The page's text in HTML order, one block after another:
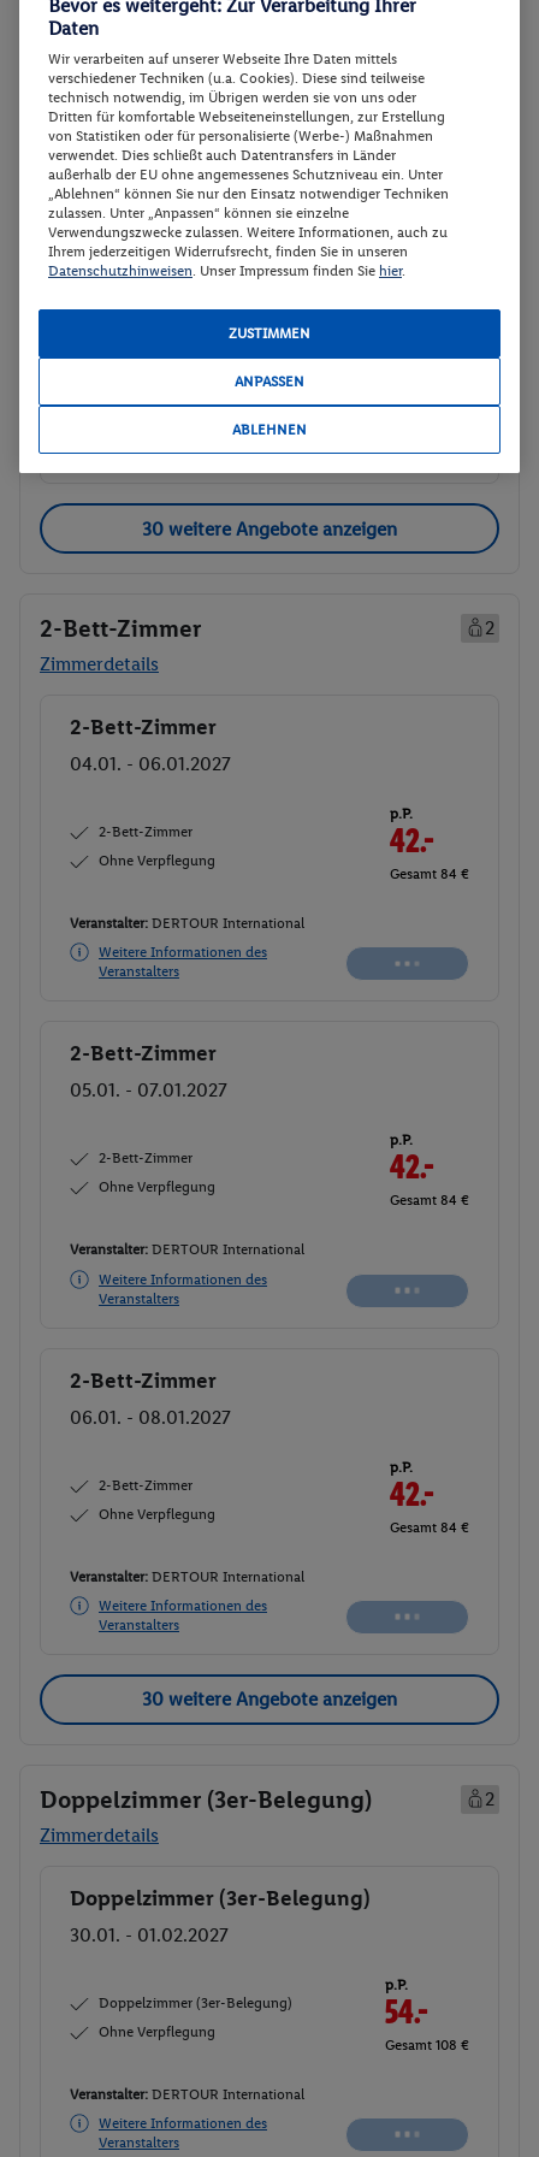
Ohne Verpflegung
Veranstalter:DERTOUR International
Weitere Informationen des
Veranstalters
Buchen
Doppelzimmer
06.01. - 08.01.2027
Doppelzimmer
Gesamt 70 €
Veranstalter:DERTOUR International
Weitere Informationen des
Veranstalters
30 weitere Angebote anzeigen
2-Bett-Zimmer
2
Zimmerdetails
Buchen
2-Bett-Zimmer
04.01. - 06.01.2027
2-Bett-Zimmer
Ohne Verpflegung
p.P.
42.-
Gesamt 84 €
Veranstalter: DERTOUR International
Weitere Informationen des
Veranstalters
Buchen
2-Bett-Zimmer
05.01. - 07.01.2027
2-Bett-Zimmer
Ohne Verpflegung
p.P.
42.-
Gesamt 84 €
Veranstalter: DERTOUR International
Weitere Informationen des
Veranstalters
Buchen
2-Bett-Zimmer
06.01. - 08.01.2027
2-Bett-Zimmer
Ohne Verpflegung
p.P.
35.-
Gesamt 70 €
Veranstalter: DERTOUR International
Weitere Informationen des
Veranstalters
Buchen
30 weitere Angebote anzeigen
Doppelzimmer (3er-Belegung)
2
Zimmerdetails
Buchen
Doppelzimmer (3er-Belegung)
30.01. - 01.02.2027
Doppelzimmer (3er-Belegung)
Ohne Verpflegung
p.P.
54.-
Gesamt 108 €
Veranstalter: DERTOUR International
Weitere Informationen des
Veranstalters
Bevor es weitergeht: Zur Verarbeitung Ihrer
Daten
Wir verarbeiten auf unserer Webseite Ihre Daten mittels
verschiedener Techniken (u.a. Cookies). Diese sind teilweise
technisch notwendig, im Übrigen werden sie von uns oder
Dritten für komfortable Webseiteneinstellungen, zur Erstellung
von Statistiken oder für personalisierte (Werbe-) Maßnahmen
verwendet. Dies schließt auch Datentransfers in Länder
außerhalb der EU ohne angemessenes Schutzniveau ein. Unter
„Ablehnen“ können Sie nur den Einsatz notwendiger Techniken
zulassen. Unter „Anpassen“ können sie einzelne
Verwendungszwecke zulassen. Weitere Informationen, auch zu
Ihrem jederzeitigen Widerrufsrecht, finden Sie in unseren
Datenschutzhinweisen. Unser Impressum finden Sie hier.
ZUSTIMMEN
ANPASSEN
ABLEHNEN